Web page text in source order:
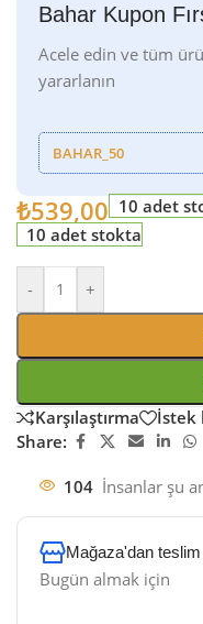
Bahar Kupon
Acele edin ve tüm
yararlanın
BAHAR_50
₺539,00 10 adet
10 adet stokta
- +
Karşılaştırma
İstek
Share:
104 İnsanlar şu
Mağaza'dan teslim
Bugün almak için